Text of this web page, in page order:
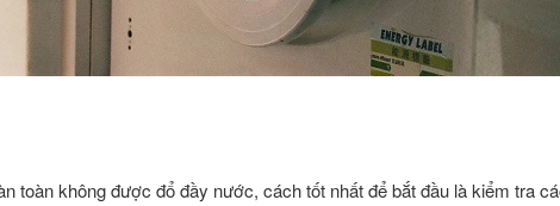
toàn không được đổ đầy nước, cách tốt nhất để bắt đầu là kiểm tra